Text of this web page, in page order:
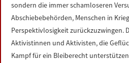
IMPRESSUM
sondern die immer schamloseren
Abschiebebehörden, Menschen in
Perspektivlosigkeit zurückzuzwingen.
Aktivistinnen und Aktivisten, die
Kampf für ein Bleiberecht